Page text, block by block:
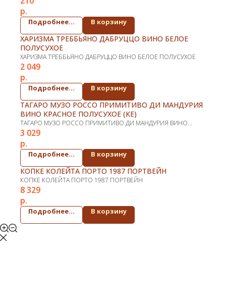
р.
Подробнее... В корзину
ХАРИЗМА ТРЕББЬЯНО ДАБРУЦЦО ВИНО БЕЛОЕ
ПОЛУСУХОЕ
ХАРИЗМА ТРЕББЬЯНО ДАБРУЦЦО ВИНО БЕЛОЕ ПОЛУСУХОЕ
2 049
р.
Подробнее... В корзину
ТАГАРО МУЗО РОССО ПРИМИТИВО ДИ МАНДУРИЯ
ВИНО КРАСНОЕ ПОЛУСУХОЕ (КЕ)
ТАГАРО МУЗО РОССО ПРИМИТИВО ДИ МАНДУРИЯ ВИНО
КРАСНОЕ ПОЛУСУХОЕ (КЕ)
3 029
р.
Подробнее... В корзину
КОПКЕ КОЛЕЙТА ПОРТО 1987 ПОРТВЕЙН
КОПКЕ КОЛЕЙТА ПОРТО 1987 ПОРТВЕЙН
8 329
р.
Подробнее... В корзину